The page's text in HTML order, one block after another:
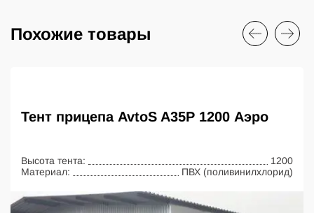
Похожие товары
Тент прицепа AvtoS A35P 1200 Аэро
Высота тента:
1200
Материал:
ПВХ (поливинилхлорид)